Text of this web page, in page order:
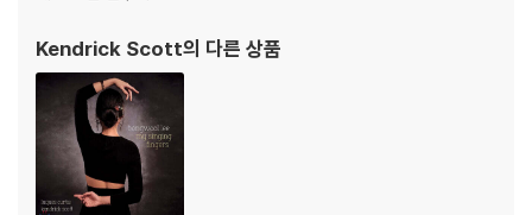
Kendrick Scott의 다른 상품